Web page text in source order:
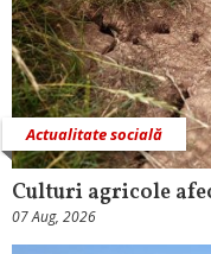
Actualitate socială
Culturi agricole
07 Aug, 2026